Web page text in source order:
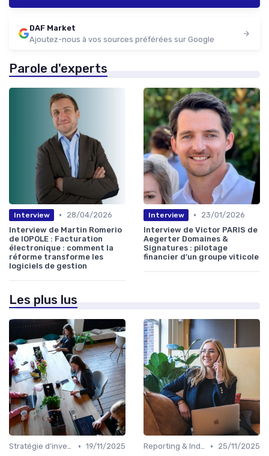
DAF Market
Ajoutez-nous à vos sources préférées sur Google
Parole d'experts
Interview •
28/04/2026
Interview de Martin Romerio
de IOPOLE : Facturation
électronique : comment la
réforme transforme les
logiciels de gestion
Interview •
23/01/2026
Interview de Victor PARIS de
Aegerter Domaines &
Signatures : pilotage
financier d’un groupe viticole
Les plus lus
Stratégie d'investissement • 19/11/2025
Reporting & Indicateurs •
25/11/2025